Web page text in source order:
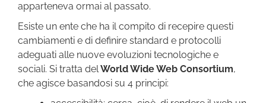
apparteneva ormai al passato.
Esiste un ente che ha il compito di recepire questi
cambiamenti e di definire standard e protocolli
adeguati alle nuove evoluzioni tecnologiche e
sociali. Si tratta delWorld Wide Web Consortium,
che agisce basandosi su 4 principi: